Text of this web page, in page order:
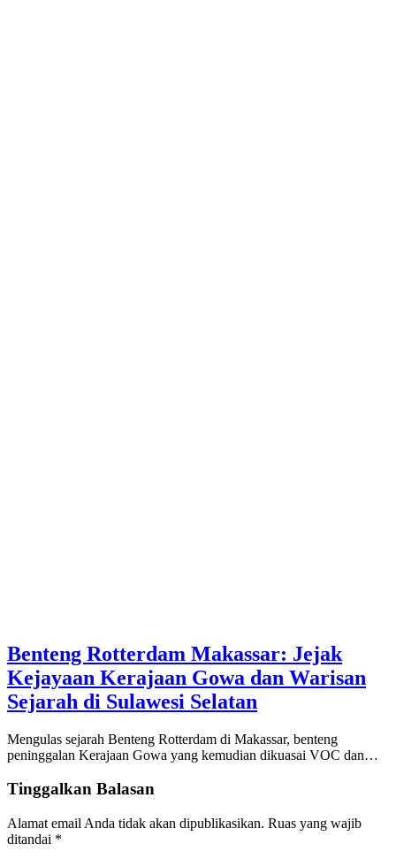
Benteng Rotterdam Makassar: Jejak
Kejayaan Kerajaan Gowa dan Warisan
Sejarah di Sulawesi Selatan
Mengulas sejarah Benteng Rotterdam di Makassar, benteng
peninggalan Kerajaan Gowa yang kemudian dikuasai VOC dan…
Tinggalkan Balasan
Alamat email Anda tidak akan dipublikasikan. Ruas yang wajib
ditandai *